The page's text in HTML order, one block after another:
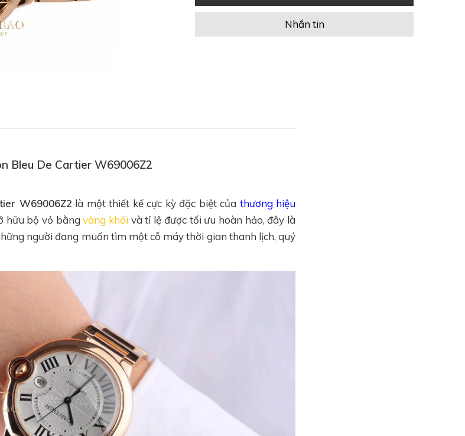
Nhắn tin
Bleu De Cartier W69006Z2
W69006Z2 là một thiết kế cực kỳ đặc biệt của thương hiệu
hữu bộ vỏ bằngvàng khối và tỉ lệ được tối ưu hoàn hảo, đây là
người đang muốn tìm một cỗ máy thời gian thanh lịch, quý